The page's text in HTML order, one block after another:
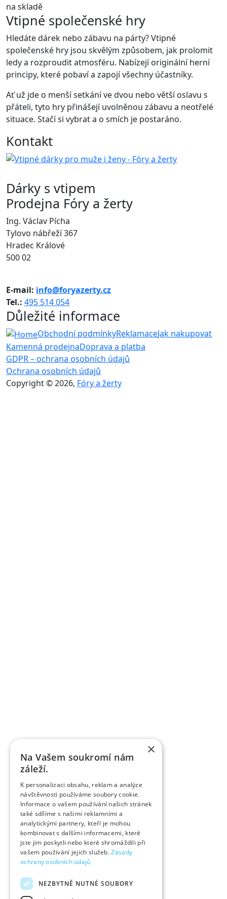
na skladě
Vtipné společenské hry
Hledáte dárek nebo zábavu na párty? Vtipné
společenské hry jsou skvělým způsobem, jak prolomit
ledy a rozproudit atmosféru. Nabízejí originální herní
principy, které pobaví a zapojí všechny účastníky.
Ať už jde o menší setkání ve dvou nebo větší oslavu s
přáteli, tyto hry přinášejí uvolněnou zábavu a neotřelé
situace. Stačí si vybrat a o smích je postaráno.
Kontakt
Dárky s vtipem
Prodejna Fóry a žerty
Ing. Václav Pícha
Tylovo nábřeží 367
Hradec Králové
500 02
E-mail: info@foryazerty.cz
Tel.: 495 514 054
Důležité informace
Obchodní podmínkyReklamaceJak nakupovat
Kamenná prodejnaDoprava a platba
GDPR – ochrana osobních údajů
Ochrana osobních údajů
Copyright © 2026, Fóry a žerty
×
Na Vašem soukromí nám
záleží.
K personalizaci obsahu, reklam a analýze
návštěvnosti používáme soubory cookie.
Informace o vašem používání našich stránek
také sdílíme s našimi reklamními a
analytickými partnery, kteří je mohou
kombinovat s dalšími informacemi, které
jste jim poskytli nebo které shromáždili při
vašem používání jejich služeb.Zásady
ochrany osobních údajů
NEZBYTNĚ NUTNÉ SOUBORY